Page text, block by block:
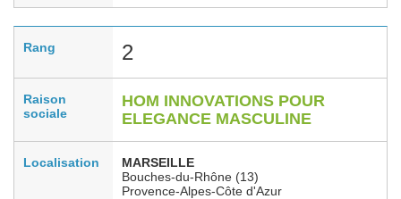
Rang 2
Raison
sociale
HOM INNOVATIONS POUR
ELEGANCE MASCULINE
Localisation
MARSEILLE
Bouches-du-Rhône (13)
Provence-Alpes-Côte d'Azur